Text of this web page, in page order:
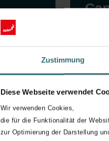
Zustimmung
Diese Webseite verwendet
Wir verwenden Cookies,
die für die Funktionalität der
zur Optimierung der Darstellung